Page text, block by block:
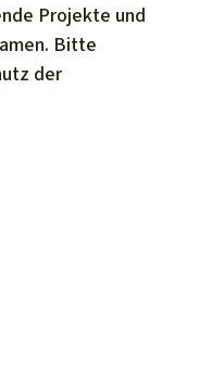
Projekte und
Bitte
der